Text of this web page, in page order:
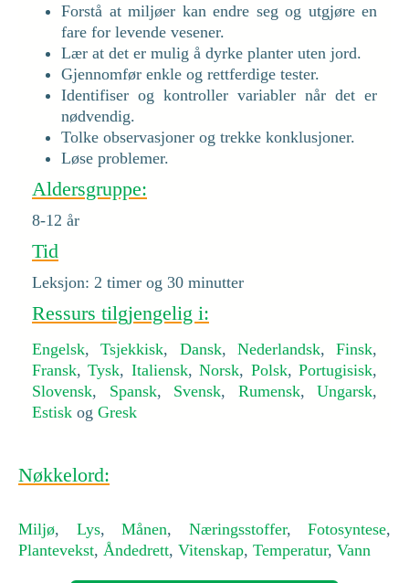
Forstå at miljøer kan endre seg og utgjøre en
fare for levende vesener.
Lær at det er mulig å dyrke planter uten jord.
Gjennomfør enkle og rettferdige tester.
Identifiser og kontroller variabler når det er
nødvendig.
Tolke observasjoner og trekke konklusjoner.
Løse problemer.
Aldersgruppe:
8-12 år
Tid
Leksjon: 2 timer og 30 minutter
Ressurs tilgjengelig i:
Engelsk,Tsjekkisk, Dansk, Nederlandsk, Finsk,
Fransk,Tysk, Italiensk,Norsk, Polsk,Portugisisk,
Slovensk, Spansk, Svensk, Rumensk, Ungarsk,
Estisk og Gresk
Nøkkelord:
Miljø, Lys, Månen, Næringsstoffer, Fotosyntese,
Plantevekst, Åndedrett, Vitenskap, Temperatur, Vann